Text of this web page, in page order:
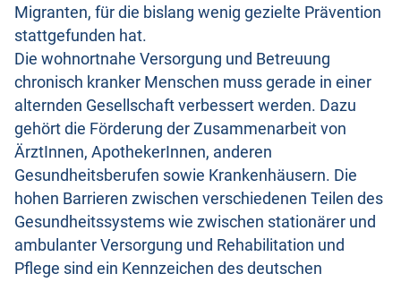
Migranten, für die bislang wenig gezielte Prävention
stattgefunden hat.
Die wohnortnahe Versorgung und Betreuung
chronisch kranker Menschen muss gerade in einer
alternden Gesellschaft verbessert werden. Dazu
gehört die Förderung der Zusammenarbeit von
ÄrztInnen, ApothekerInnen, anderen
Gesundheitsberufen sowie Krankenhäusern. Die
hohen Barrieren zwischen verschiedenen Teilen des
Gesundheitssystems wie zwischen stationärer und
ambulanter Versorgung und Rehabilitation und
Pflege sind ein Kennzeichen des deutschen